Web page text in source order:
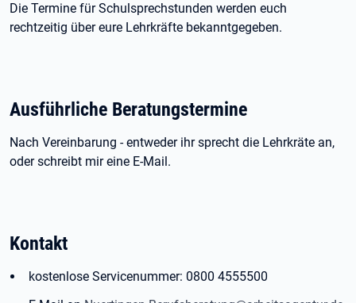
Die Termine für Schulsprechstunden werden euch
rechtzeitig über eure Lehrkräfte bekanntgegeben.
Ausführliche Beratungstermine
Nach Vereinbarung - entweder ihr sprecht die Lehrkräte an,
oder schreibt mir eine E-Mail.
Kontakt
kostenlose Servicenummer: 0800 4555500